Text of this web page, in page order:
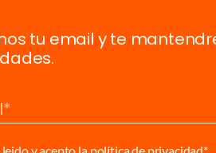
tu email y te
leido y acepto la política de privacidad*.